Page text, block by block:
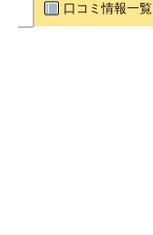
口コミ情報一覧